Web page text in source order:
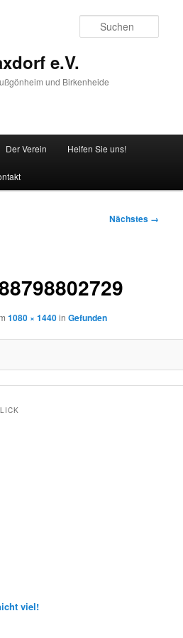
e.V.
und Birkenheide
Der Verein Helfen Sie uns!
Nächstes →
1080 × 1440inGefunden
viel!